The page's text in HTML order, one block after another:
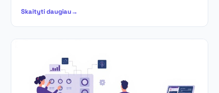
Skaityti daugiau